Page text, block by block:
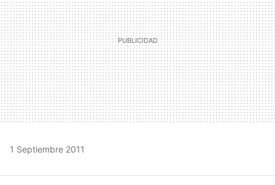
1 Septiembre 2011